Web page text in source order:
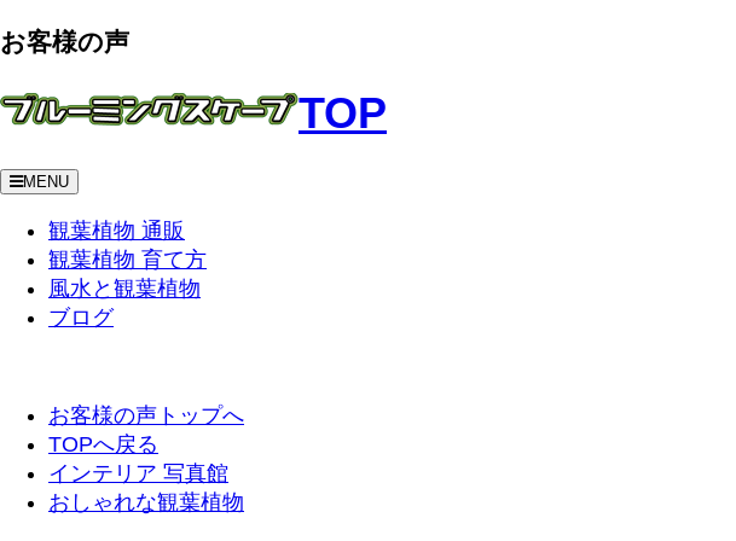
お客様の声
TOP
MENU
観葉植物 通販
観葉植物 育て方
風水と観葉植物
ブログ
お客様の声トップへ
TOPへ戻る
インテリア 写真館
おしゃれな観葉植物